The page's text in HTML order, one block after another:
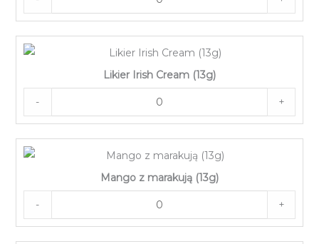
Likier Irish Cream (13g)
- +
Mango z marakują (13g)
- +